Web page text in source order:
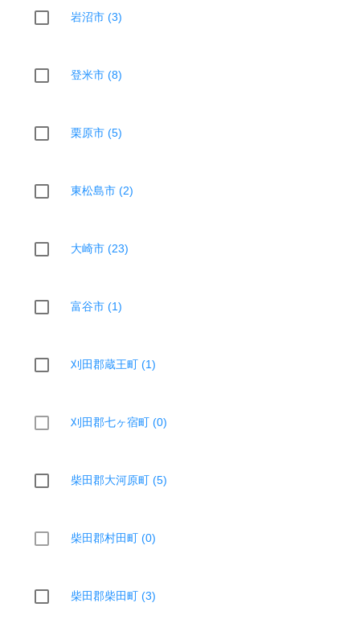
岩沼市 (3)
登米市 (8)
栗原市 (5)
東松島市 (2)
大崎市 (23)
富谷市 (1)
刈田郡蔵王町 (1)
刈田郡七ヶ宿町 (0)
柴田郡大河原町 (5)
柴田郡村田町 (0)
柴田郡柴田町 (3)